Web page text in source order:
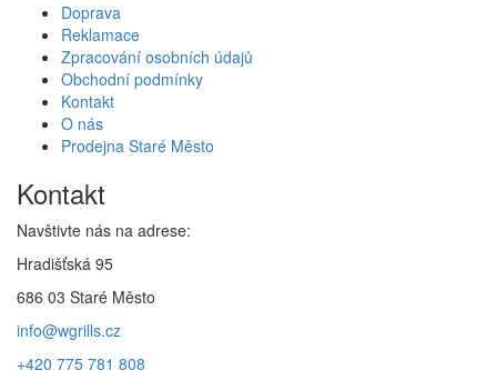
Doprava
Reklamace
Zpracování osobních údajů
Obchodní podmínky
Kontakt
O nás
Prodejna Staré Město
Kontakt
Navštivte nás na adrese:
Hradišťská 95
686 03 Staré Město
info@wgrills.cz
+420 775 781 808